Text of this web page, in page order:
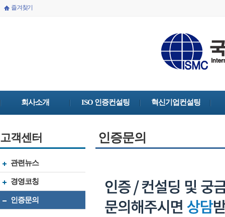
즐겨찾기
회사소개 ISO 인증컨설팅 혁신기업컨설팅
고객센터
관련뉴스
경영코칭
인증문의
인증문의